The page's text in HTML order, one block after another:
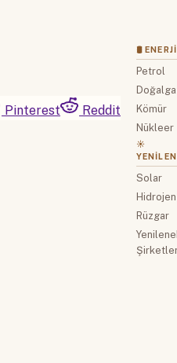
Pinterest
Reddit
🛢 ENERJI
Petrol
Kömür
Nükleer
☀️
Solar
Hidrojen
Rüzgar